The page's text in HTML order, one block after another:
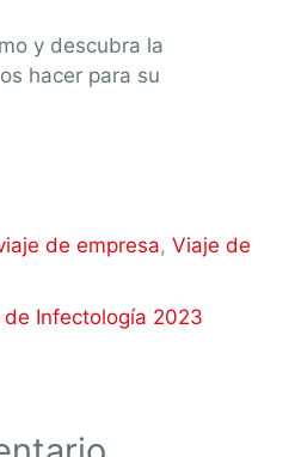
y descubra la
hacer para su
de empresa,Viaje de
de Infectología 2023